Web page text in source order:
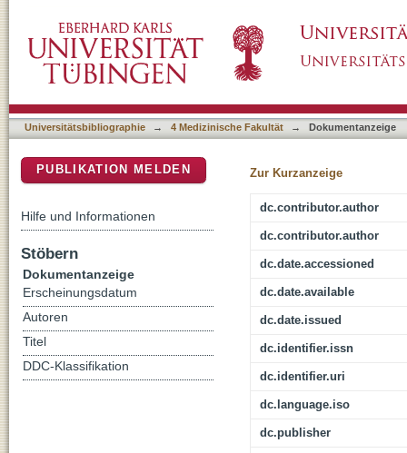
Universitätsbibliographie → 4 Medizinische Fakultät → Dokumentanzeige
Zur Kurzanzeige
dc.contributor.author
dc.contributor.author
dc.date.accessioned
dc.date.available
dc.date.issued
dc.identifier.issn
dc.identifier.uri
dc.language.iso
dc.publisher
PUBLIKATION MELDEN
Hilfe und Informationen
Stöbern
Dokumentanzeige
Erscheinungsdatum
Autoren
Titel
DDC-Klassifikation